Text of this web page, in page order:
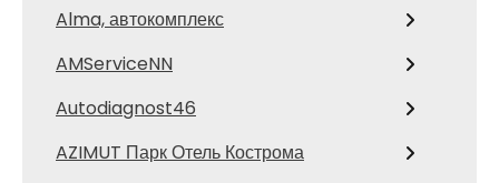
Alma, автокомплекс
AMServiceNN
Autodiagnost46
AZIMUT Парк Отель Кострома